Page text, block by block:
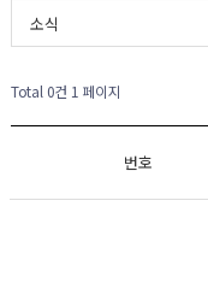
소식
Total 0건 1 페이지
번호